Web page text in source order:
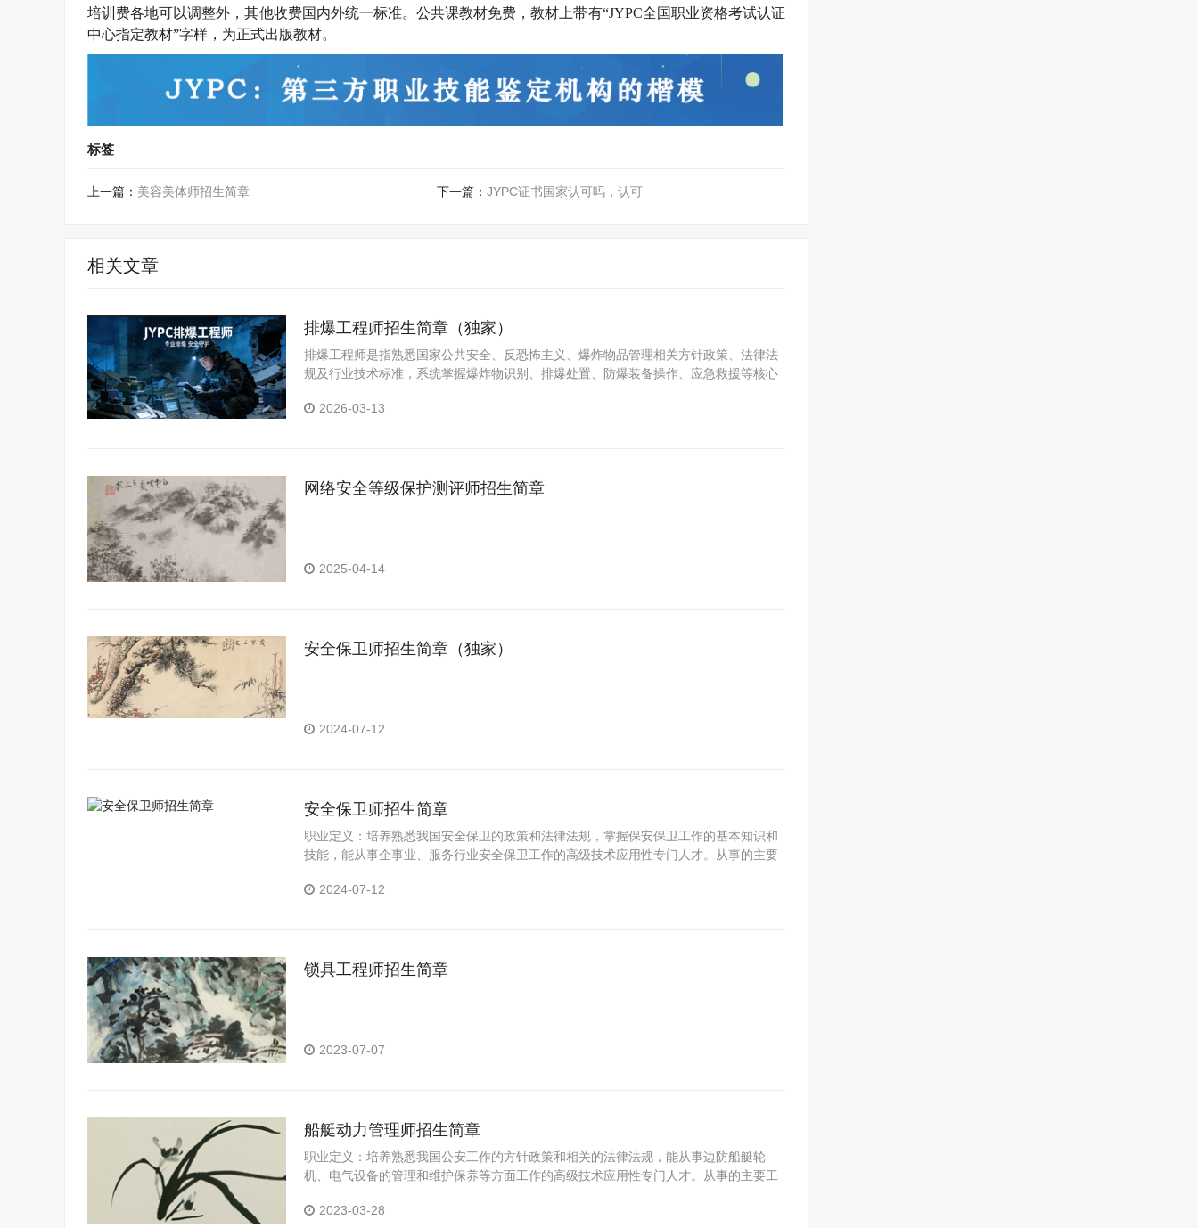
培训费各地可以调整外，其他收费国内外统一标准。公共课教材免费，教材上带有“JYPC全国职业资格考试认证
中心指定教材”字样，为正式出版教材。
标签
上一篇： 美容美体师招生简章 下一篇： JYPC证书国家认可吗，认可
相关文章
排爆工程师招生简章（独家）
排爆工程师是指熟悉国家公共安全、反恐怖主义、爆炸物品管理相关方针政策、法律法
规及行业技术标准，系统掌握爆炸物识别、排爆处置、防爆装备操作、应急救援等核心
除、销毁，排爆方案等专业技术应用性人才。
2026-03-13
网络安全等级保护测评师招生简章
2025-04-14
安全保卫师招生简章（独家）
2024-07-12
安全保卫师招生简章
职业定义：培养熟悉我国安全保卫的政策和法律法规，掌握保安保卫工作的基本知识和
技能，能从事企事业、服务行业安全保卫工作的高级技术应用性专门人才。从事的主要
2024-07-12
锁具工程师招生简章
2023-07-07
船艇动力管理师招生简章
职业定义：培养熟悉我国公安工作的方针政策和相关的法律法规，能从事边防船艇轮
机、电气设备的管理和维护保养等方面工作的高级技术应用性专门人才。从事的主要工
力。2023-03-28